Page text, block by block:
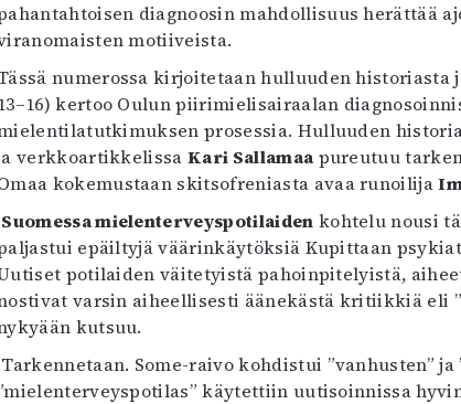
diagnoosin mahdollisuus herättää
motiiveista.
numerossa kirjoitetaan hulluuden historiasta
kertoo Oulun piirimielisairaalan
prosessia. Hulluuden
verkkoartikkelissaKari Sallamaa pureutuu
kokemustaan skitsofreniasta avaa runoilija
Suomessa mielenterveyspotilaiden kohtelu nousi
epäiltyjä väärinkäytöksiä Kupittaan
potilaiden väitetyistä pahoinpitelyistä,
varsin aiheellisesti äänekästä kritiikkiä eli
kutsuu.
Tarkennetaan. Some-raivo kohdistui ”vanhusten”
käytettiin uutisoinnissa